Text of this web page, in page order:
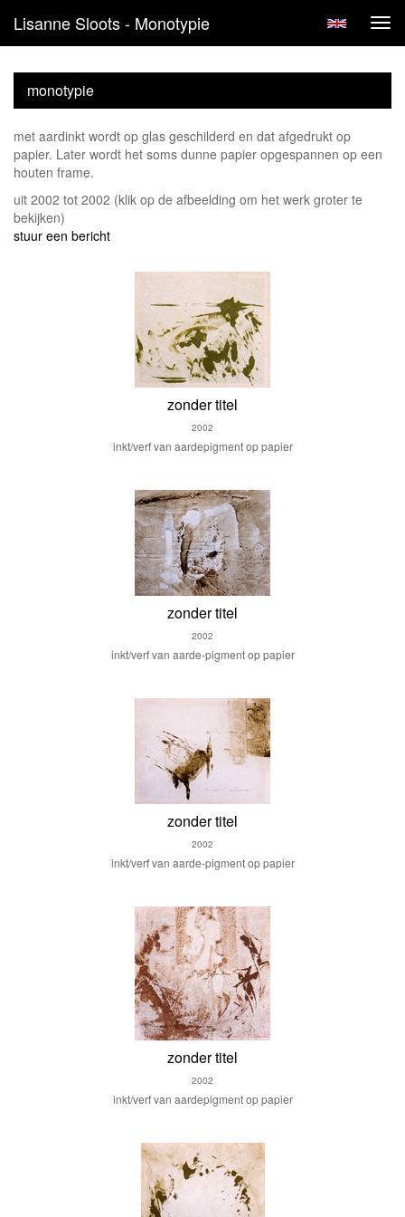
Lisanne Sloots - Monotypie
monotypie
met aardinkt wordt op glas geschilderd en dat afgedrukt op
papier. Later wordt het soms dunne papier opgespannen op een
houten frame.
uit 2002 tot 2002 (klik op de afbeelding om het werk groter te
bekijken)
stuur een bericht
zonder titel
2002
inkt/verf van aardepigment op papier
zonder titel
2002
inkt/verf van aarde-pigment op papier
zonder titel
2002
inkt/verf van aarde-pigment op papier
zonder titel
2002
inkt/verf van aardepigment op papier